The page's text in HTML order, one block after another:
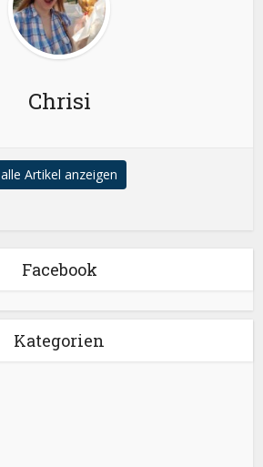
Chrisi
alle Artikel anzeigen
Facebook
Kategorien